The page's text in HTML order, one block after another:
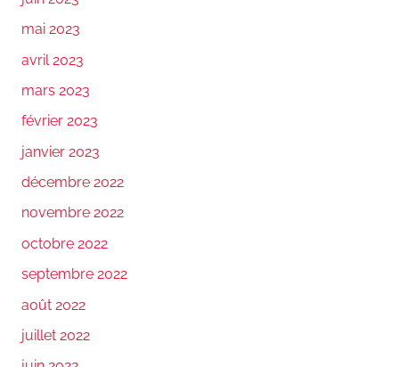
mai 2023
avril 2023
mars 2023
février 2023
janvier 2023
décembre 2022
novembre 2022
octobre 2022
septembre 2022
août 2022
juillet 2022